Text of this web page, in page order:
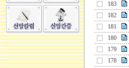
183
182
181
180
179
178